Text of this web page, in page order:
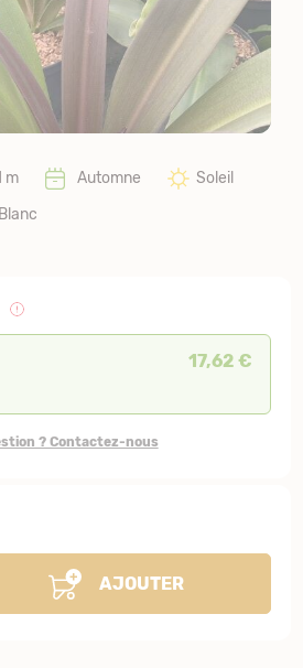
m Automne
Soleil
Blanc
17,62 €
? Contactez-nous
AJOUTER